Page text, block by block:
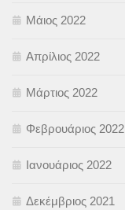
Μάιος 2022
Απρίλιος 2022
Μάρτιος 2022
Φεβρουάριος 2022
Ιανουάριος 2022
Δεκέμβριος 2021